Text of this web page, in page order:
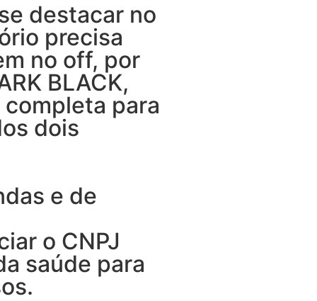
destacar no
precisa
no off, por
BLACK,
para
dois
e de
o CNPJ
saúde para